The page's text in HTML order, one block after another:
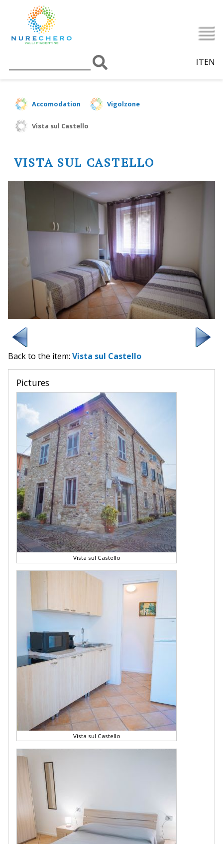
ITEN
Accomodation Vigolzone
Vista sul Castello
VISTA SUL CASTELLO
Back to the item: Vista sul Castello
Pictures
Vista sul Castello
Vista sul Castello